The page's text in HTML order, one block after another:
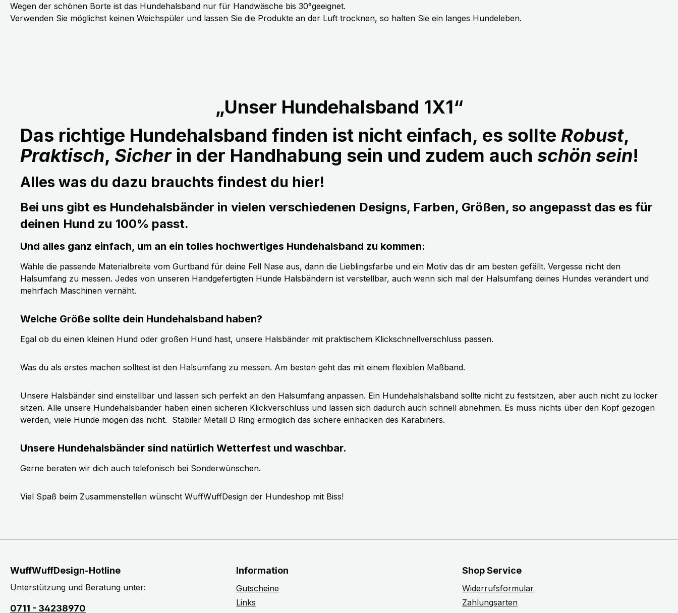
Wegen der schönen Borte ist das Hundehalsband nur für Handwäsche bis 30°geeignet.
Verwenden Sie möglichst keinen Weichspüler und lassen Sie die Produkte an der Luft trocknen, so halten Sie ein langes Hundeleben.
„Unser Hundehalsband 1X1“
Das richtige Hundehalsband finden ist nicht einfach, es sollte Robust,
Praktisch, Sicherin der Handhabung sein und zudem auch schön sein!
Alles was du dazu brauchts findest du hier!
Bei uns gibt es Hundehalsbänder in vielen verschiedenen Designs, Farben, Größen, so angepasst das es für
deinen Hund zu 100% passt.
Und alles ganz einfach, um an ein tolles hochwertiges Hundehalsband zu kommen:
Wähle die passende Materialbreite vom Gurtband für deine Fell Nase aus, dann die Lieblingsfarbe und ein Motiv das dir am besten gefällt. Vergesse nicht den
Halsumfang zu messen. Jedes von unseren Handgefertigten Hunde Halsbändern ist verstellbar, auch wenn sich mal der Halsumfang deines Hundes verändert und
mehrfach Maschinen vernäht.
Welche Größe sollte dein Hundehalsband haben?
Egal ob du einen kleinen Hund oder großen Hund hast, unsere Halsbänder mit praktischem Klickschnellverschluss passen.
Was du als erstes machen solltest ist den Halsumfang zu messen. Am besten geht das mit einem flexiblen Maßband.
Unsere Halsbänder sind einstellbar und lassen sich perfekt an den Halsumfang anpassen. Ein Hundehalshalsband sollte nicht zu festsitzen, aber auch nicht zu locker
sitzen. Alle unsere Hundehalsbänder haben einen sicheren Klickverschluss und lassen sich dadurch auch schnell abnehmen. Es muss nichts über den Kopf gezogen
werden, viele Hunde mögen das nicht. Stabiler Metall D Ring ermöglich das sichere einhacken des Karabiners.
Unsere Hundehalsbänder sind natürlich Wetterfest und waschbar.
Gerne beraten wir dich auch telefonisch bei Sonderwünschen.
Viel Spaß beim Zusammenstellen wünscht WuffWuffDesign der Hundeshop mit Biss!
WuffWuffDesign-Hotline
Unterstützung und Beratung unter:
0711 - 34238970
Information
Gutscheine
Links
Shop Service
Widerrufsformular
Zahlungsarten